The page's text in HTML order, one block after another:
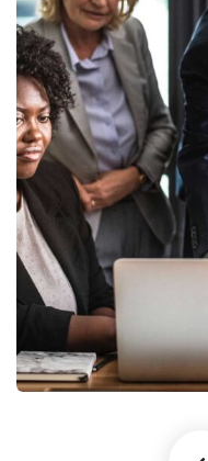
Finance Strategy
Facilitation